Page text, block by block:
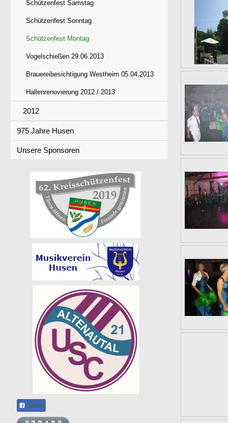
Schützenfest Samstag
Schützenfest Sonntag
Schützenfest Montag
Vogelschießen 29.06.2013
Brauereibesichtigung Westheim 05.04.2013
Hallenrenovierung 2012 / 2013
2012
975 Jahre Husen
Unsere Sponsoren
Teilen